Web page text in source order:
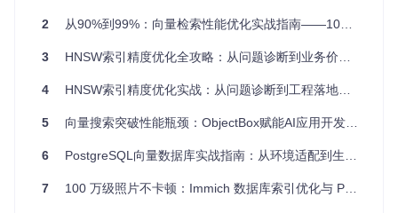
实施步骤：关键指标监测体系搭建
基础指标采集
# 代码示例：使用faiss-contrib监控HNSW索引质量
print(f"平均路径长度: {metrics['avg_path_length'
print(f"平均邻居数: {metrics[ 'avg_neighbors']:.2
2 从90%到99%：向量检索性能优化实战指南——10个关键问题诊断与解决方案
3 HNSW索引精度优化全攻略：从问题诊断到业务价值提升
4 HNSW索引精度优化实战：从问题诊断到工程落地的系统方法论
5 向量搜索突破性能瓶颈：ObjectBox赋能AI应用开发新范式
6 PostgreSQL向量数据库实战指南：从环境适配到生产部署的检索优化方案
7 100 万级照片不卡顿：Immich 数据库索引优化与 PostgreSQL 维护深度实战。